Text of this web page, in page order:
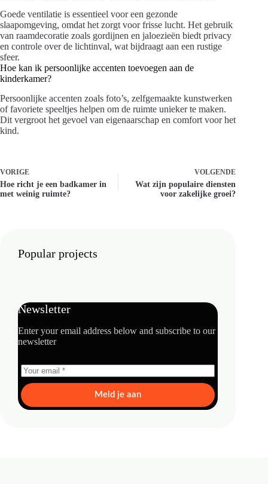
Goede ventilatie is essentieel voor een gezonde
slaapomgeving, omdat het zorgt voor frisse lucht. Het gebruik
van raamdecoratie zoals gordijnen en jaloezieën biedt privacy
en controle over de lichtinval, wat bijdraagt aan een rustige
sfeer.
Hoe kan ik persoonlijke accenten toevoegen aan de
kinderkamer?
Persoonlijke accenten zoals foto’s, zelfgemaakte kunstwerken
of favoriete speeltjes helpen om de ruimte unieker te maken.
Dit vergroot het gevoel van eigenaarschap en comfort voor het
kind.
VORIGE
Hoe richt je een badkamer in
met weinig ruimte?
VOLGENDE
Wat zijn populaire diensten
voor zakelijke groei?
Popular projects
Newsletter
Enter your email address below and subscribe to our
newsletter
Meld je aan